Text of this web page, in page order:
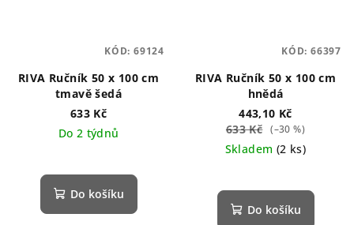
RIVA Ručník 50 x 100 cm
tmavě šedá
633 Kč
Do 2 týdnů
Do košíku
KÓD: 69124
RIVA Ručník 50 x 100 cm
hnědá
443,10 Kč
633 Kč (–30 %)
Skladem (2 ks)
Do košíku
KÓD: 66397